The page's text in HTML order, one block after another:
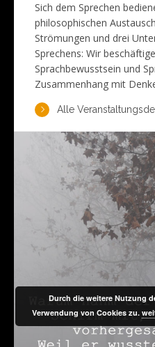
Sich dem Sprechen
philosophischen
Strömungen und drei
Sprechens: Wir
Sprachbewusstsein und
Zusammenhang mit
Alle
Durch die weitere Nutzung
Verwendung von Cookies zu.